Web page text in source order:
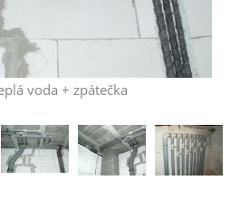
voda + zpátečka